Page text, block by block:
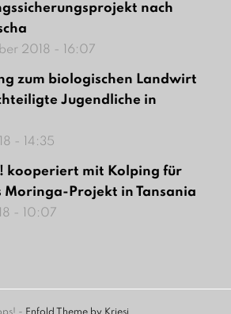
nach
2018 - 16:07
zum biologischen Landwirt
Jugendliche in
- 14:35
kooperiert mit Kolping für
Moringa-Projekt in Tansania
- 10:07